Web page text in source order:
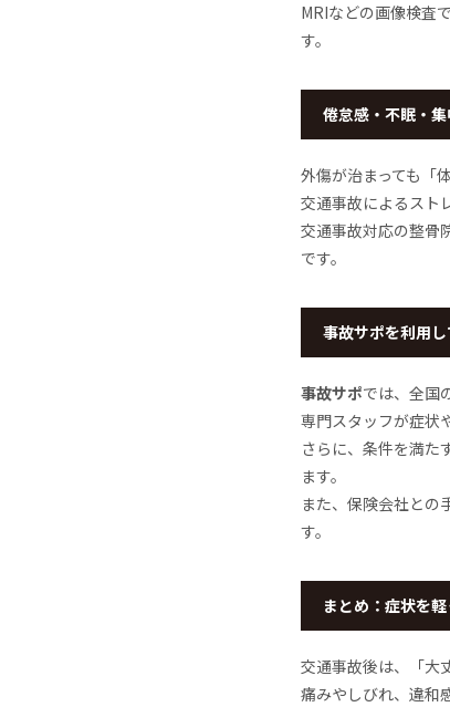
MRIなどの画像検査
す。
倦怠感・不眠・
外傷が治まっても「
交通事故によるスト
交通事故対応の整骨
です。
事故サポを利用
事故サポでは、全国
専門スタッフが症状
さらに、条件を満た
ます。
また、保険会社との
す。
まとめ：症状を
交通事故後は、「大
痛みやしびれ、違和